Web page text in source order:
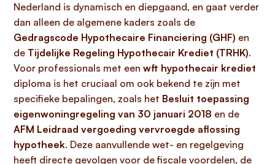
Nederland is dynamisch en diepgaand, en gaat verder
dan alleen de algemene kaders zoals de
Gedragscode Hypothecaire Financiering (GHF) en
de Tijdelijke Regeling Hypothecair Krediet (TRHK).
Voor professionals met een wft hypothecair krediet
diploma is het cruciaal om ook bekend te zijn met
specifieke bepalingen, zoals het Besluit toepassing
eigenwoningregeling van 30 januari 2018 en de
AFM Leidraad vergoeding vervroegde aflossing
hypotheek. Deze aanvullende wet- en regelgeving
heeft directe gevolgen voor de fiscale voordelen, de